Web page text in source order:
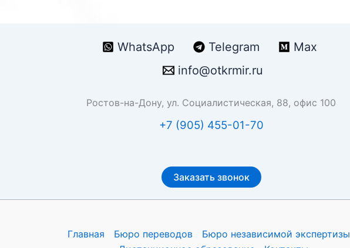
WhatsApp Telegram
Max
info@otkrmir.ru
Ростов-на-Дону, ул. Социалистическая, 88, офис 100
+7 (905) 455-01-70
Заказать звонок
Главная Бюро переводов
Бюро независимой экспертизы